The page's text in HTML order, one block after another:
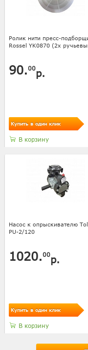
Ролик нити пресс-
Rossel YK0870 (2х
90.00р.
Купить в один клик
В корзину
Насос к опрыскивателю
PU-2/120
1020.00р.
Купить в один клик
В корзину